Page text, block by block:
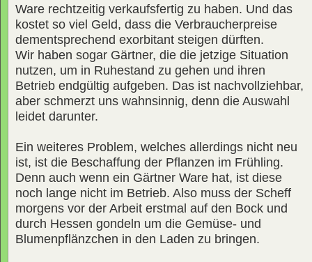
Ware rechtzeitig verkaufsfertig zu haben. Und das
kostet so viel Geld, dass die Verbraucherpreise
dementsprechend exorbitant steigen dürften.
Wir haben sogar Gärtner, die die jetzige Situation
nutzen, um in Ruhestand zu gehen und ihren
Betrieb endgültig aufgeben. Das ist nachvollziehbar,
aber schmerzt uns wahnsinnig, denn die Auswahl
leidet darunter.
Ein weiteres Problem, welches allerdings nicht neu
ist, ist die Beschaffung der Pflanzen im Frühling.
Denn auch wenn ein Gärtner Ware hat, ist diese
noch lange nicht im Betrieb. Also muss der Scheff
morgens vor der Arbeit erstmal auf den Bock und
durch Hessen gondeln um die Gemüse- und
Blumenpflänzchen in den Laden zu bringen.